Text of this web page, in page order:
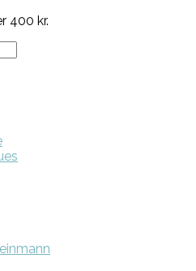
400 kr.